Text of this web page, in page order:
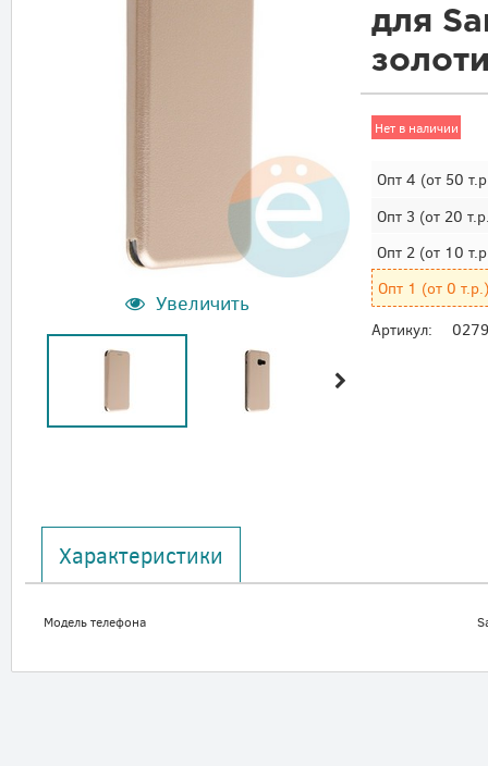
Увеличить
для
Нет в наличии
Опт 4 (от 50
Опт 3 (от 20
Опт 2(от 10
Опт 1 (от 0 т.р.)
Артикул:
Характеристики
Модель телефона